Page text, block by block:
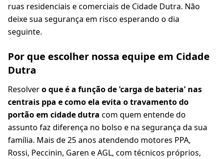
ruas residenciais e comerciais de Cidade Dutra. Não
deixe sua segurança em risco esperando o dia
seguinte.
Por que escolher nossa equipe em Cidade
Dutra
Resolvero que é a função de 'carga de bateria' nas
centrais ppa e como ela evita o travamento do
portão em cidade dutra com quem entende do
assunto faz diferença no bolso e na segurança da sua
família. Mais de 25 anos atendendo motores PPA,
Rossi, Peccinin, Garen e AGL, com técnicos próprios,